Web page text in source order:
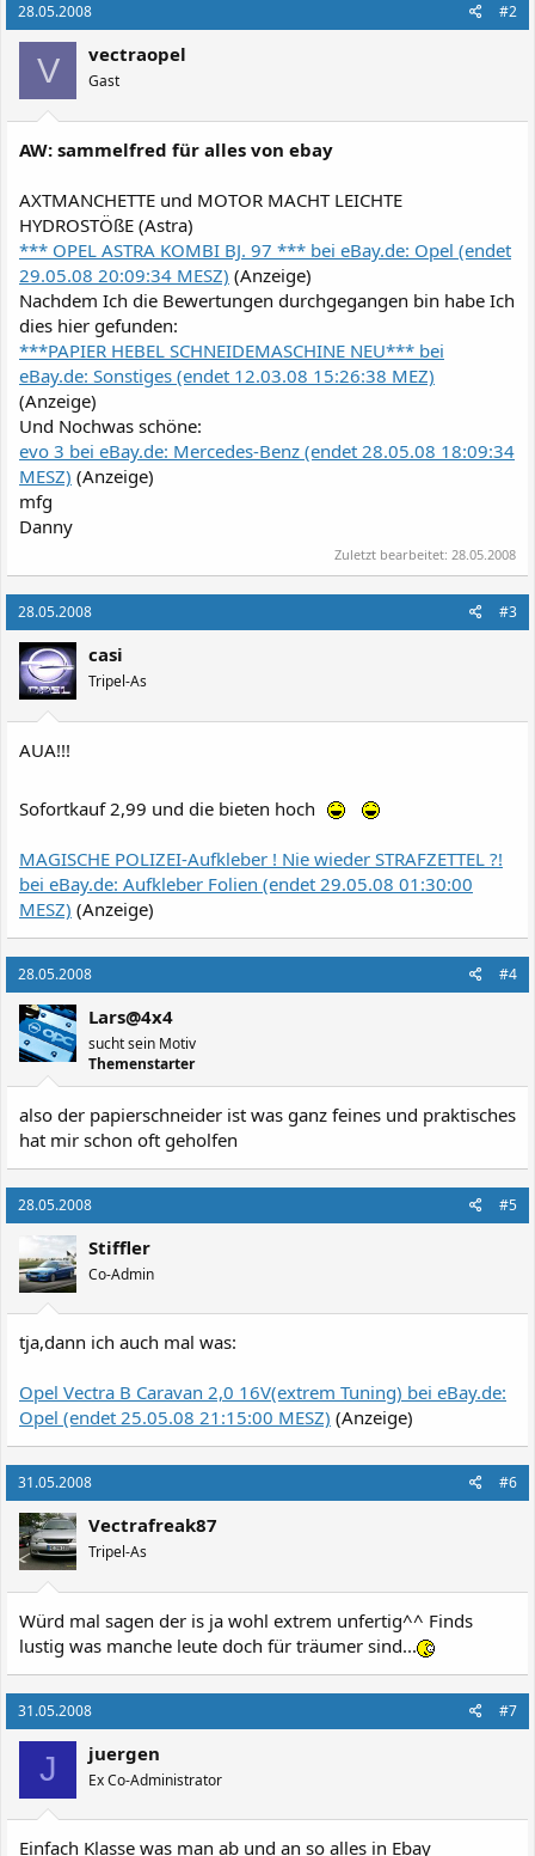
28.05.2008 #2
V vectraopel
Gast
AW: sammelfred für alles von ebay
AXTMANCHETTE und MOTOR MACHT LEICHTE
HYDROSTÖßE (Astra)
*** OPEL ASTRA KOMBI BJ. 97 *** bei eBay.de: Opel (endet
29.05.08 20:09:34 MESZ) (Anzeige)
Nachdem Ich die Bewertungen durchgegangen bin habe Ich
dies hier gefunden:
***PAPIER HEBEL SCHNEIDEMASCHINE NEU*** bei
eBay.de: Sonstiges (endet 12.03.08 15:26:38 MEZ)
(Anzeige)
Und Nochwas schöne:
evo 3 bei eBay.de: Mercedes-Benz (endet 28.05.08 18:09:34
MESZ) (Anzeige)
mfg
Danny
Zuletzt bearbeitet: 28.05.2008
28.05.2008 #3
casi
Tripel-As
AUA!!!
Sofortkauf 2,99 und die bieten hoch
MAGISCHE POLIZEI-Aufkleber ! Nie wieder STRAFZETTEL ?!
bei eBay.de: Aufkleber Folien (endet 29.05.08 01:30:00
MESZ) (Anzeige)
28.05.2008 #4
Lars@4x4
sucht sein Motiv
Themenstarter
also der papierschneider ist was ganz feines und praktisches
hat mir schon oft geholfen
28.05.2008 #5
Stiffler
Co-Admin
tja,dann ich auch mal was:
Opel Vectra B Caravan 2,0 16V(extrem Tuning) bei eBay.de:
Opel (endet 25.05.08 21:15:00 MESZ) (Anzeige)
31.05.2008 #6
Vectrafreak87
Tripel-As
Würd mal sagen der is ja wohl extrem unfertig^^ Finds
lustig was manche leute doch für träumer sind...
31.05.2008 #7
J juergen
Ex Co-Administrator
Einfach Klasse was man ab und an so alles in Ebay